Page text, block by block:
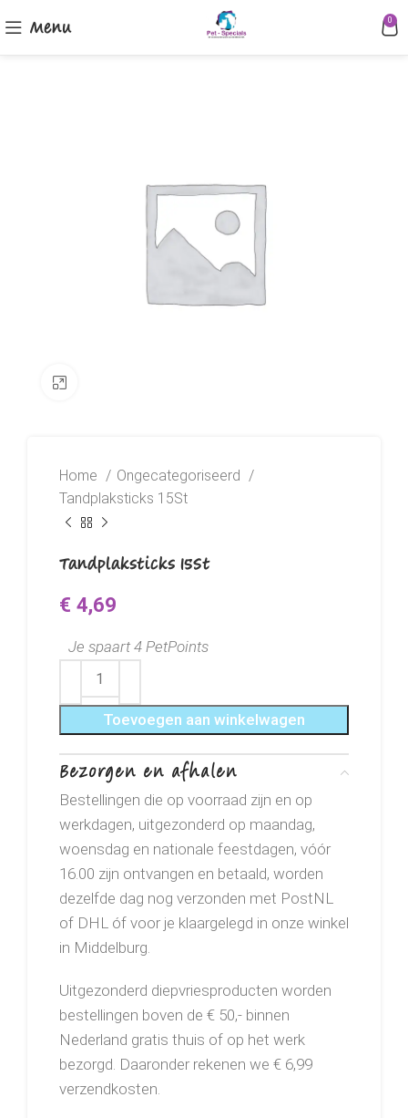
Menu 0
Home
Ongecategoriseerd
Tandplaksticks 15St
Tandplaksticks 15St
€ 4,69
Je spaart 4 PetPoints
Toevoegen aan winkelwagen
Bezorgen en afhalen
Bestellingen die op voorraad zijn en op
werkdagen, uitgezonderd op maandag,
woensdag en nationale feestdagen, vóór
16.00 zijn ontvangen en betaald, worden
dezelfde dag nog verzonden met PostNL
of DHL óf voor je klaargelegd in onze winkel
in Middelburg.
Uitgezonderd diepvriesproducten worden
bestellingen boven de € 50,- binnen
Nederland gratis thuis of op het werk
bezorgd. Daaronder rekenen we € 6,99
verzendkosten.